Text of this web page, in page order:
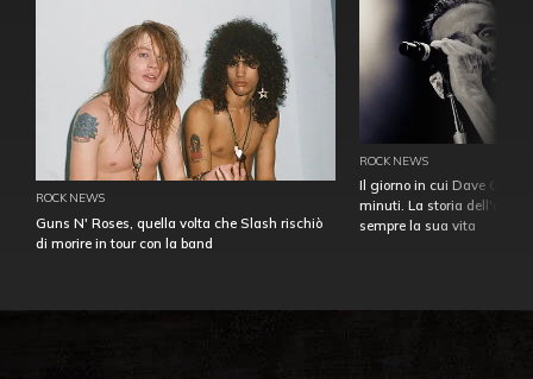
ROCK NEWS
Guns N' Roses, quella volta che Slash rischiò
di morire in tour con la band
ROCK NEWS
Il giorno in cui Dave
minuti. La storia
sempre la sua vita